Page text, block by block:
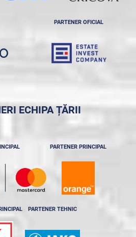
PARTENER OFICIAL
ECHIPA ȚĂRII
PARTENER PRINCIPAL
PARTENER TEHNIC